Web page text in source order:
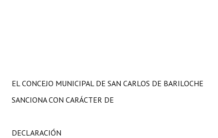
EL CONCEJO MUNICIPAL DE SAN CARLOS DE BARILOCHE
SANCIONA CON CARÁCTER DE
DECLARACIÓN